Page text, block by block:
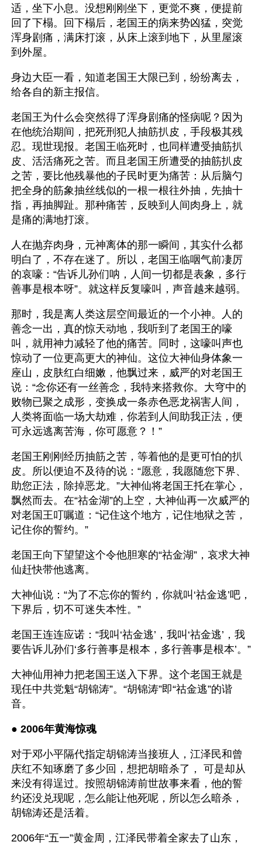
适，坐下小息。没想刚刚坐下，更觉不爽，便提前
回了下榻。回下榻后，老国王的病来势凶猛，突觉
浑身剧痛，满床打滚，从床上滚到地下，从里屋滚
到外屋。
身边大臣一看，知道老国王大限已到，纷纷离去，
给各自的新主报信。
老国王为什么会突然得了浑身剧痛的怪病呢？因为
在他统治期间，把死刑犯人抽筋扒皮，手段极其残
忍。现世现报。老国王临死时，也同样遭受抽筋扒
皮、活活痛死之苦。而且老国王所遭受的抽筋扒皮
之苦，要比他残暴他的子民时更为痛苦：从后脑勺
把全身的筋象抽丝线似的一根一根往外抽，先抽十
指，再抽脚趾。那种痛苦，反映到人间肉身上，就
是痛的满地打滚。
人在抛弃肉身，元神离体的那一瞬间，其实什么都
明白了，不存在迷了。所以，老国王临咽气前凄厉
的哀嚎：“告诉儿孙们呐，人间一切都是表象，多行
善事是根本呀”。就这样反复嚎叫，声音越来越弱。
那时，我是离人类这层空间最近的一个小神。人的
善念一出，真的惊天动地，我听到了老国王的嚎
叫，就用神力减轻了他的痛苦。同时，这嚎叫声也
惊动了一位更高更大的神仙。这位大神仙身体象一
座山，皮肤红白细嫩，他飘过来，威严的对老国王
说：“念你还有一丝善念，我特来搭救你。大穹中的
败物已聚之成形，变换成一条赤色恶龙祸害人间，
人类将面临一场大劫难，你若到人间助我正法，便
可永远逃离苦海，你可愿意？！”
老国王刚刚经历抽筋之苦，等着他的是更可怕的扒
皮。所以便迫不及待的说：“愿意，我愿随您下界、
助您正法，除掉恶龙。”大神仙将老国王托在掌心，
飘然而去。在“祜金湖”的上空，大神仙再一次威严的
对老国王叮嘱道：“记住这个地方，记住地狱之苦，
记住你的誓约。”
老国王向下望望这个令他胆寒的“祜金湖”，哀求大神
仙赶快带他逃离。
大神仙说：“为了不忘你的誓约，你就叫‘祜金逃’吧，
下界后，切不可迷失本性。”
老国王连连应诺：“我叫‘祜金逃’，我叫‘祜金逃’，我
要告诉儿孙们‘多行善事是根本，多行善事是根本’。”
大神仙用神力把老国王送入下界。这个老国王就是
现任中共党魁“胡锦涛”。“胡锦涛”即“祜金逃”的谐
音。
● 2006年黄海惊魂
对于邓小平隔代指定胡锦涛当接班人，江泽民和曾
庆红不知琢磨了多少回，想把胡暗杀了， 可是却从
来没有得逞过。按照胡锦涛前世故事来看，他的誓
约还没兑现呢，怎么能让他死呢，所以怎么暗杀，
胡锦涛还是活着。
2006年“五一”黄金周，江泽民带着全家去了山东，